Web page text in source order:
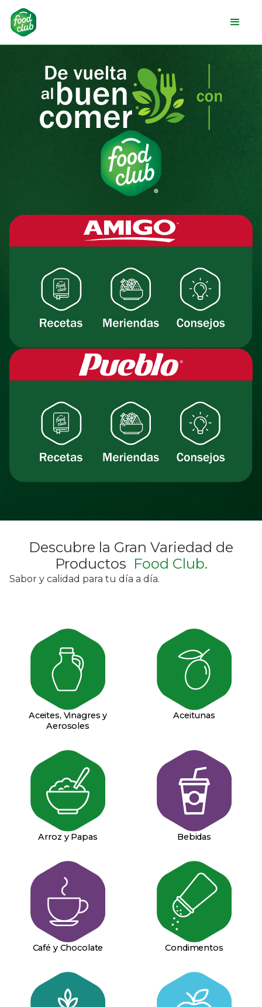
Descubre la Gran Variedad de
Productos Food Club.
Sabor y calidad para tu día a día.
Aceites, Vinagres y
Aerosoles
Aceitunas
Arroz y Papas Bebidas
Café y Chocolate Condimentos